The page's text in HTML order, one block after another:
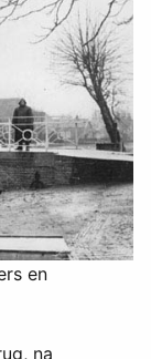
en
na